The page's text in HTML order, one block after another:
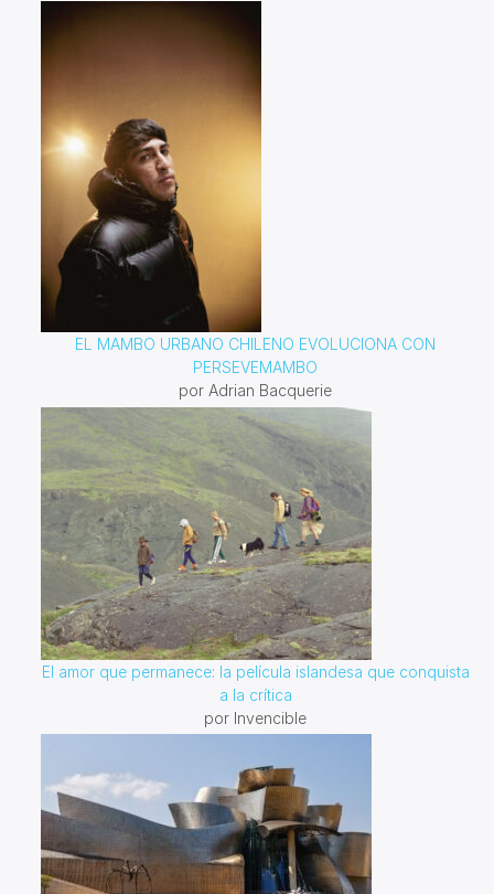
EL MAMBO URBANO CHILENO EVOLUCIONA CON
PERSEVEMAMBO
por Adrian Bacquerie
El amor que permanece: la película islandesa que conquista
a la crítica
por Invencible